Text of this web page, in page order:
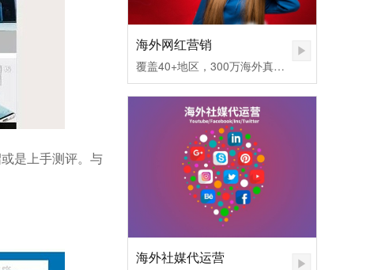
是上手测评。与
海外网红营销
覆盖40+地区，300万海外真实网红匹配，不同社媒平台发布内容矩阵，快速提高品牌认知度。1.无需百万粉丝，也可让您的品牌和产品一夜爆红
海外社媒代运营